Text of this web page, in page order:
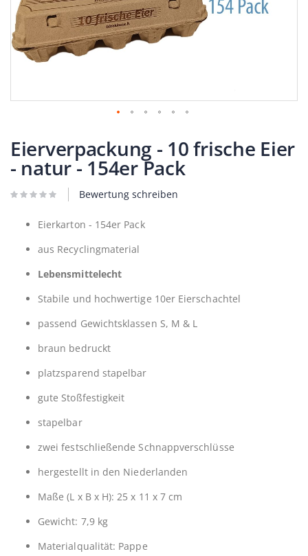
Anfang
der
Bildergalerie
springen
Eierverpackung - 10 frische Eier
- natur - 154er Pack
Bewertung schreiben
Eierkarton - 154er Pack
aus Recyclingmaterial
Lebensmittelecht
Stabile und hochwertige 10er Eierschachtel
passend Gewichtsklassen S, M & L
braun bedruckt
platzsparend stapelbar
gute Stoßfestigkeit
stapelbar
zwei festschließende Schnappverschlüsse
hergestellt in den Niederlanden
Maße (L x B x H): 25 x 11 x 7 cm
Gewicht: 7,9 kg
Materialqualität: Pappe